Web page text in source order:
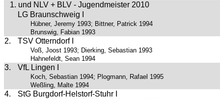
1. und NLV + BLV - Jugendmeister 2010
LG Braunschweig I
Hübner, Jeremy 1993; Bittner, Patrick 1994
Brunswig, Fabian 1993
2. TSV Otterndorf I
Voß, Joost 1993; Dierking, Sebastian 1993
Hahnefeldt, Sean 1994
3. VfL Lingen I
Koch, Sebastian 1994; Plogmann, Rafael 1995
Weßling, Malte 1994
4. StG Burgdorf-Helstorf-Stuhr I